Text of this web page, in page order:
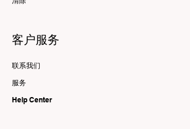
客户服务
联系我们
服务
Help Center